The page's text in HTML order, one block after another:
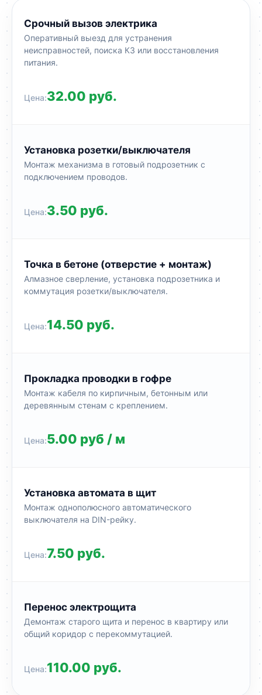
Срочный вызов электрика
Оперативный выезд для устранения
неисправностей, поиска КЗ или восстановления
питания.
32.00 руб.
Установка розетки/выключателя
Монтаж механизма в готовый подрозетник с
подключением проводов.
3.50 руб.
Точка в бетоне (отверстие + монтаж)
Алмазное сверление, установка подрозетника и
коммутация розетки/выключателя.
14.50 руб.
Прокладка проводки в гофре
Монтаж кабеля по кирпичным, бетонным или
деревянным стенам с креплением.
5.00 руб / м
Установка автомата в щит
Монтаж однополюсного автоматического
выключателя на DIN-рейку.
7.50 руб.
Перенос электрощита
Демонтаж старого щита и перенос в квартиру или
общий коридор с перекоммутацией.
110.00 руб.